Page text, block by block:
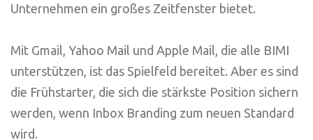
Unternehmen ein großes Zeitfenster bietet.
Mit Gmail, Yahoo Mail und Apple Mail, die alle BIMI
unterstützen, ist das Spielfeld bereitet. Aber es sind
die Frühstarter, die sich die stärkste Position sichern
werden, wenn Inbox Branding zum neuen Standard
wird.